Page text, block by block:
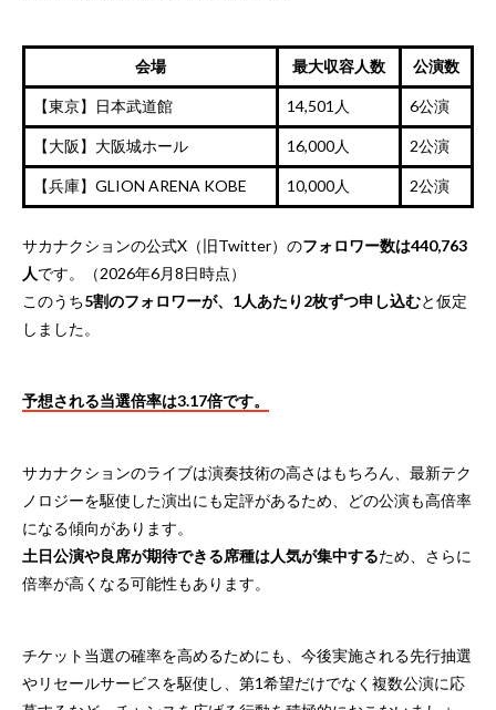
会場 最大収容人数 公演数
【東京】日本武道館 14,501人 6公演
【大阪】大阪城ホール 16,000人 2公演
【兵庫】GLION ARENA KOBE 10,000人 2公演
サカナクションの公式X（旧Twitter）のフォロワー数は440,763
人です。（2026年6月8日時点）
このうち5割のフォロワーが、1人あたり2枚ずつ申し込むと仮定
しました。
予想される当選倍率は3.17倍です。
サカナクションのライブは演奏技術の高さはもちろん、最新テク
ノロジーを駆使した演出にも定評があるため、どの公演も高倍率
になる傾向があります。
土日公演や良席が期待できる席種は人気が集中するため、さらに
倍率が高くなる可能性もあります。
チケット当選の確率を高めるためにも、今後実施される先行抽選
やリセールサービスを駆使し、第1希望だけでなく複数公演に応